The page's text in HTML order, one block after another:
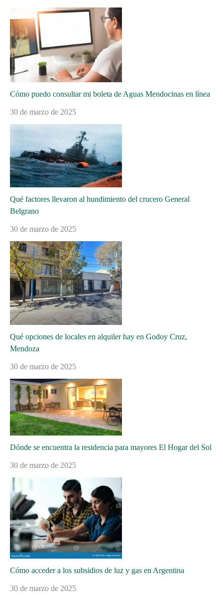
Cómo puedo consultar mi boleta de Aguas Mendocinas en línea
30 de marzo de 2025
Qué factores llevaron al hundimiento del crucero General
Belgrano
30 de marzo de 2025
Qué opciones de locales en alquiler hay en Godoy Cruz,
Mendoza
30 de marzo de 2025
Dónde se encuentra la residencia para mayores El Hogar del Sol
30 de marzo de 2025
Cómo acceder a los subsidios de luz y gas en Argentina
30 de marzo de 2025